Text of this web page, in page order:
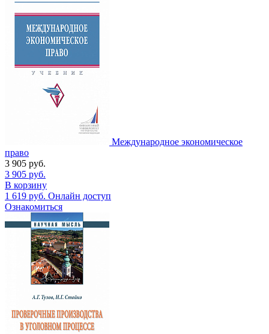
Международное экономическое
право
3 905 руб.
3 905 руб.
В корзину
1 619 руб. Онлайн доступ
Ознакомиться